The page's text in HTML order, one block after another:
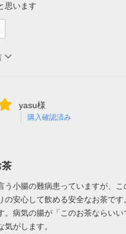
思います
yasu様
購入確認済み
う小腸の難病患っていますが、こ
の安心して飲める安全なお茶です
。病気の腸が「このお茶ならいい
気がします。